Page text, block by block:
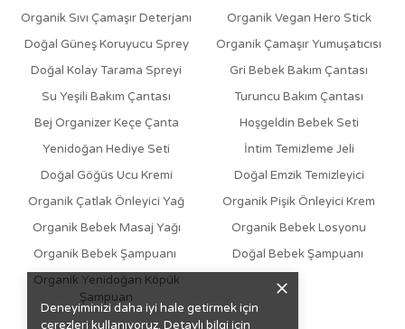
Deneyiminizi daha iyi hale getirmek için
çerezleri kullanıyoruz. Detaylı bilgi için
Organik Sıvı Çamaşır Deterjanı
Organik Vegan Hero Stick
Doğal Güneş Koruyucu Sprey
Organik Çamaşır Yumuşatıcısı
Doğal Kolay Tarama Spreyi
Gri Bebek Bakım Çantası
Su Yeşili Bakım Çantası
Turuncu Bakım Çantası
Bej Organizer Keçe Çanta
Hoşgeldin Bebek Seti
Yenidoğan Hediye Seti
İntim Temizleme Jeli
Doğal Göğüs Ucu Kremi
Doğal Emzik Temizleyici
Organik Çatlak Önleyici Yağ
Organik Pişik Önleyici Krem
Organik Bebek Masaj Yağı
Organik Bebek Losyonu
Organik Bebek Şampuanı
Doğal Bebek Şampuanı
Organik Yenidoğan Köpük
Şampuan